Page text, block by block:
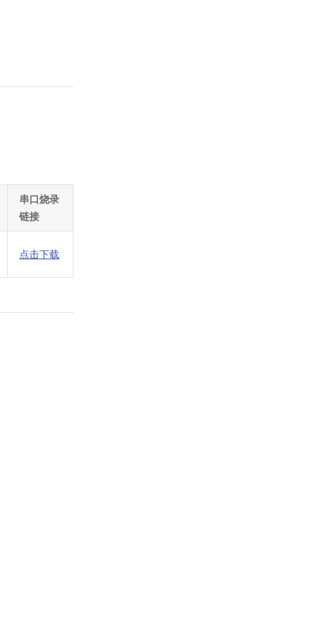
串口烧录
链接
点击下载